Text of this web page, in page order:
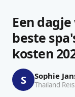
Een
beste
kosten
S Sophie
Thailand